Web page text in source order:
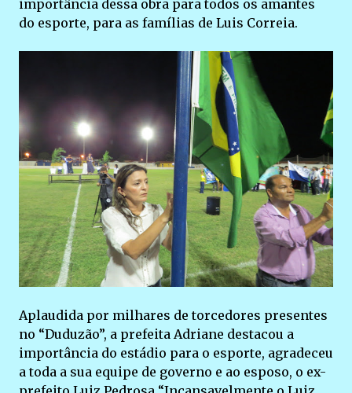
importância dessa obra para todos os amantes
do esporte, para as famílias de Luis Correia.
Aplaudida por milhares de torcedores presentes
no “Duduzão”, a prefeita Adriane destacou a
importância do estádio para o esporte, agradeceu
a toda a sua equipe de governo e ao esposo, o ex-